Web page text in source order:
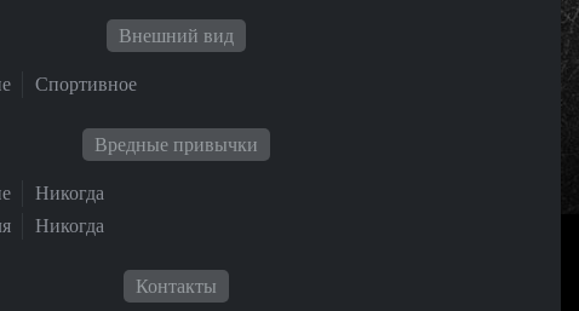
Внешний вид
Спортивное
Вредные привычки
Никогда
Никогда
Контакты